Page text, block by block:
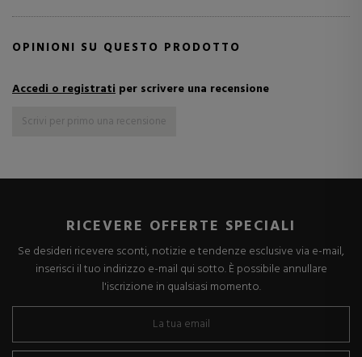
OPINIONI SU QUESTO PRODOTTO
Accedi o registrati per scrivere una recensione
Scrivi per primo una recensione
RICEVERE OFFERTE SPECIALI
Se desideri ricevere sconti, notizie e tendenze esclusive via e-mail,
inserisci il tuo indirizzo e-mail qui sotto. È possibile annullare
l'iscrizione in qualsiasi momento.